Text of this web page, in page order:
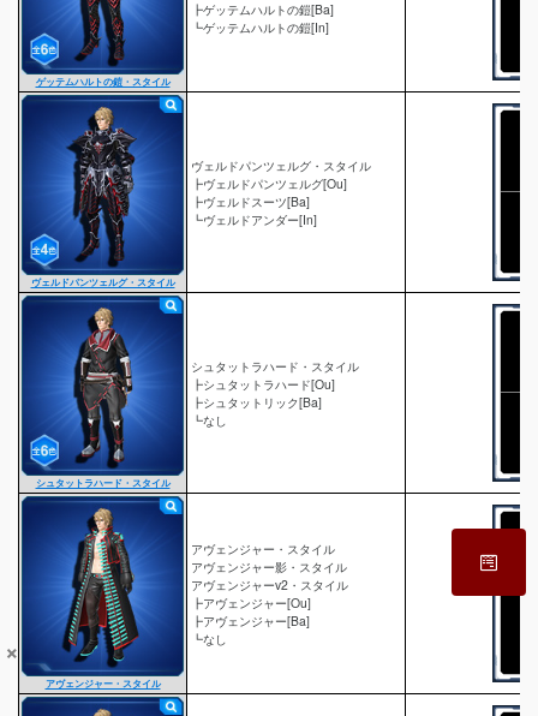
×
ゲッテムハルトの鎧・スタイル
┣ゲッテムハルトの鎧[Ba]
┗ゲッテムハルトの鎧[In]
ヴェルドパンツェルグ・スタイル
ヴェルドパンツェルグ・スタイル
┣ヴェルドパンツェルグ[Ou]
┣ヴェルドスーツ[Ba]
┗ヴェルドアンダー[In]
シュタットラハード・スタイル
シュタットラハード・スタイル
┣シュタットラハード[Ou]
┣シュタットリック[Ba]
┗なし
アヴェンジャー・スタイル
アヴェンジャー・スタイル
アヴェンジャー影・スタイル
アヴェンジャーv2・スタイル
┣アヴェンジャー[Ou]
┣アヴェンジャー[Ba]
┗なし